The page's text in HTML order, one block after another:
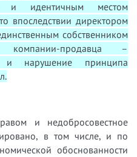
и идентичным местом
впоследствии директором
собственником
компании-продавца –
и нарушение принципа
и недобросовестное
в том числе, и по
обоснованности